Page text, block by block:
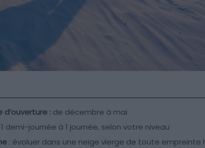
d’ouverture : de décembre à mai
1 demi-journée à 1 journée, selon votre niveau
: évoluer dans une neige vierge de toute empreinte